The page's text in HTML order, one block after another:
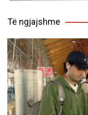
Të ngjajshme